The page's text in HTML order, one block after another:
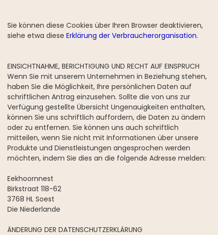
Sie können diese Cookies über Ihren Browser deaktivieren,
siehe etwa diese Erklärung der Verbraucherorganisation.
EINSICHTNAHME, BERICHTIGUNG UND RECHT AUF EINSPRUCH
Wenn Sie mit unserem Unternehmen in Beziehung stehen,
haben Sie die Möglichkeit, Ihre persönlichen Daten auf
schriftlichen Antrag einzusehen. Sollte die von uns zur
Verfügung gestellte Übersicht Ungenauigkeiten enthalten,
können Sie uns schriftlich auffordern, die Daten zu ändern
oder zu entfernen. Sie können uns auch schriftlich
mitteilen, wenn Sie nicht mit Informationen über unsere
Produkte und Dienstleistungen angesprochen werden
möchten, indem Sie dies an die folgende Adresse melden:
Eekhoornnest
Birkstraat 118-62
3768 HL Soest
Die Niederlande
ÄNDERUNG DER DATENSCHUTZERKLÄRUNG